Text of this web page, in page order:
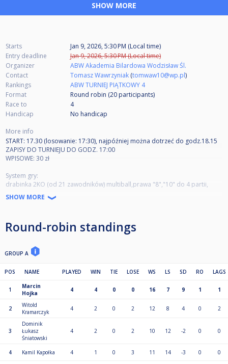
SHOW MORE
Starts
Jan 9, 2026, 5:30 PM (Local time)
Entry deadline
Jan 9, 2026, 5:30 PM (Local time)
Organizer
ABW Akademia Bilardowa Wodzisław Śl.
Contact
Tomasz Wawrzyniak (tomwaw10@wp.pl)
Rankings
ABW TURNIEJ PIĄTKOWY 4
Format
Round robin (20 participants)
Race to
4
Handicap
No handicap
More info
START: 17.30 (losowanie: 17:30), najpóźniej można dotrzeć do godz.18.15
ZAPISY DO TURNIEJU DO GODZ. 17:00
WPISOWE: 30 zł
System gry:
drabinka 2KO (od 21 zawodników) multiball,prawa "8","10" do 4 partii,
"9"do 5 partii, lewa "8","10" do 3, "9"do 4
Do 20 zawodników 4 grupy po max 5 zawodników w "9" do 5 partii+
Rozbicie naprzemienne
10 turnieji co 2 tygodnie w Piątek
Turniej masters:
Ilość zawodników: 8
Wymagana frekwencja: min 80%
System gry: 2 grupy KZK + Puchar 4os.
Gra w odmianę mieszaną do:
5 wygranych
6 wygranych finał
SHOW MORE
Round-robin standings
GROUP A
POS NAME PLAYED WIN TIE LOSE WS LS SD RO LAGS
1
Marcin
Hojka
4 4 0 0 16 7 9 1 1
2
Witold
Kramarczyk
4 2 0 2 12 8 4 0 2
3
Dominik
Łukasz
Śniatowski
4 2 0 2 10 12 -2 0 0
4 Kamil Kapołka 4 1 0 3 11 14 -3 0 0